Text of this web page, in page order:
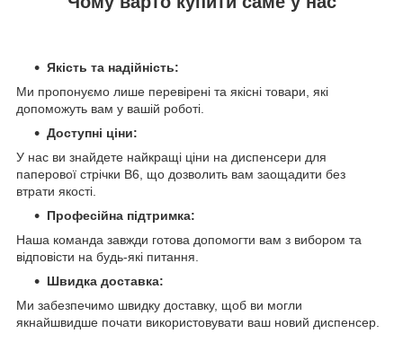
Якість та надійність:
Ми пропонуємо лише перевірені та якісні товари, які
допоможуть вам у вашій роботі.
Доступні ціни:
У нас ви знайдете найкращі ціни на диспенсери для
паперової стрічки B6, що дозволить вам заощадити без
втрати якості.
Професійна підтримка:
Наша команда завжди готова допомогти вам з вибором та
відповісти на будь-які питання.
Швидка доставка:
Ми забезпечимо швидку доставку, щоб ви могли
якнайшвидше почати використовувати ваш новий диспенсер.